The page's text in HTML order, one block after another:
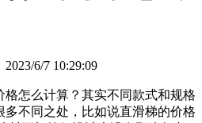
6/7 10:29:09
格怎么计算？其实不同款式和规格
不同之处，比如说直滑梯的价格